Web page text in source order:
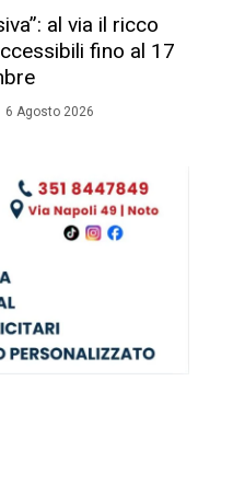
al via il ricco
fino al 17
6 Agosto 2026